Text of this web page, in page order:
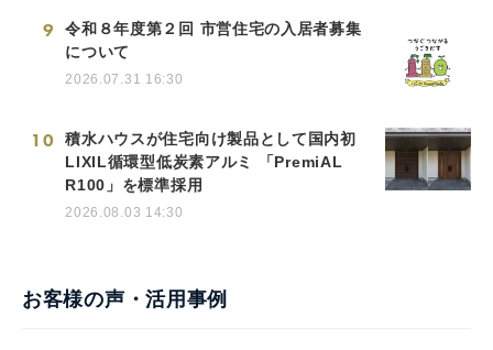
9
令和８年度第２回 市営住宅の入居者募集
について
2026.07.31 16:30
10
積水ハウスが住宅向け製品として国内初
LIXIL循環型低炭素アルミ 「PremiAL
R100」を標準採用
2026.08.03 14:30
お客様の声・活用事例